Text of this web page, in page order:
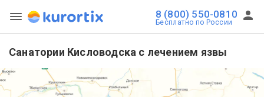
8 (800) 550-0810
Бесплатно по России
Санатории Кисловодска с лечением язвы